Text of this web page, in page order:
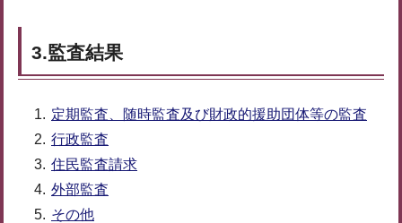
3.監査結果
定期監査、随時監査及び財政的援助団体等の監査
行政監査
住民監査請求
外部監査
その他